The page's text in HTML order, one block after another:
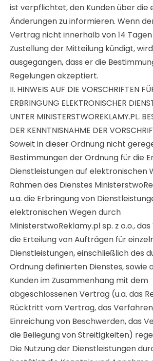
ist verpflichtet, den Kunden über die
Änderungen zu informieren. Wenn
Vertrag nicht innerhalb von 14
Zustellung der Mitteilung kündigt,
ausgegangen, dass er die
Regelungen akzeptiert.
II. HINWEIS AUF DIE VORSCHRIFTEN
ERBRINGUNG ELEKTRONISCHER
UNTER MINISTERSTWOREKLAMY.PL.
DER KENNTNISNAHME DER
Soweit in dieser Ordnung nicht
Bestimmungen der Ordnung für die
Dienstleistungen auf elektronischen
Rahmen des Dienstes
u.a. die Erbringung von
elektronischen Wegen durch
MinisterstwoReklamy.pl sp. z o.o.,
die Erteilung von Aufträgen für
Dienstleistungen, einschließlich des
Ordnung definierten Dienstes, sowie
Kunden im Zusammenhang mit dem
abgeschlossenen Vertrag (u.a. das
Rücktritt vom Vertrag, das
Einreichung von Beschwerden, das
die Beilegung von Streitigkeiten)
Die Nutzung der Dienstleistungen